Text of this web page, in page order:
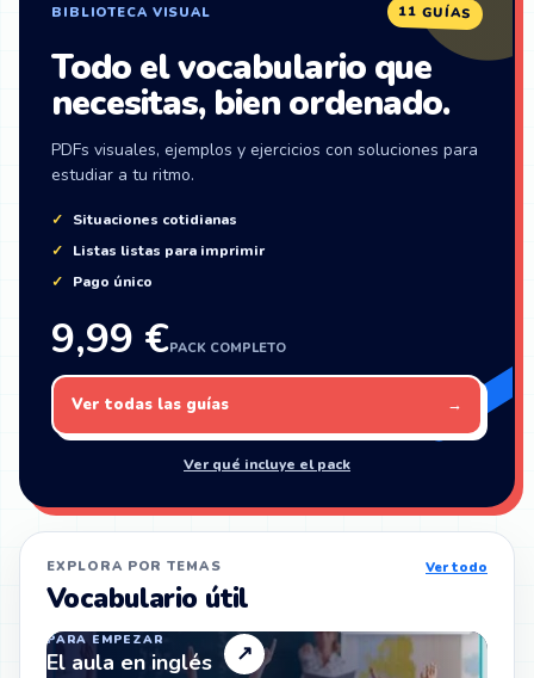
BIBLIOTECA VISUAL 11 GUÍAS
Todo el vocabulario que
necesitas, bien ordenado.
PDFs visuales, ejemplos y ejercicios con soluciones para
estudiar a tu ritmo.
Situaciones cotidianas
Listas listas para imprimir
Pago único
9,99 €PACK COMPLETO
Ver todas las guías →
Ver qué incluye el pack
EXPLORA POR TEMAS
Vocabulario útil
Ver todo
PARA EMPEZAR
El aula en inglés ↗